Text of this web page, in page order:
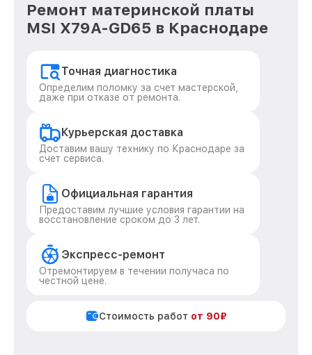
Ремонт материнской платы
MSI X79A-GD65 в Краснодаре
Точная диагностика
Определим поломку за счет мастерской,
даже при отказе от ремонта.
Курьерская доставка
Доставим вашу технику по Краснодаре за
счет сервиса.
Официальная гарантия
Предоставим лучшие условия гарантии на
восстановление сроком до 3 лет.
Экспресс-ремонт
Отремонтируем в течении получаса по
честной цене.
Стоимость работ от 90₽